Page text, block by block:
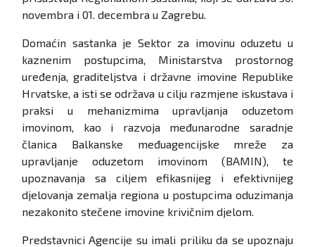
novembra i 01. decembra u Zagrebu.
Domaćin sastanka je Sektor za imovinu oduzetu u
kaznenim postupcima, Ministarstva prostornog
uređenja, graditeljstva i državne imovine Republike
Hrvatske, a isti se održava u cilju razmjene iskustava i
praksi u mehanizmima upravljanja oduzetom
imovinom, kao i razvoja međunarodne saradnje
članica Balkanske međuagencijske mreže za
upravljanje oduzetom imovinom (BAMIN), te
upoznavanja sa ciljem efikasnijeg i efektivnijeg
djelovanja zemalja regiona u postupcima oduzimanja
nezakonito stečene imovine krivičnim djelom.
Predstavnici Agencije su imali priliku da se upoznaju